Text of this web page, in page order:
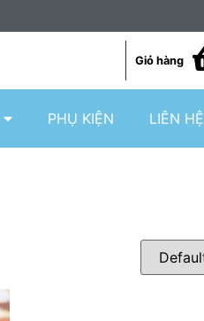
Giỏ hàng
PHỤ KIỆN LIÊN HỆ